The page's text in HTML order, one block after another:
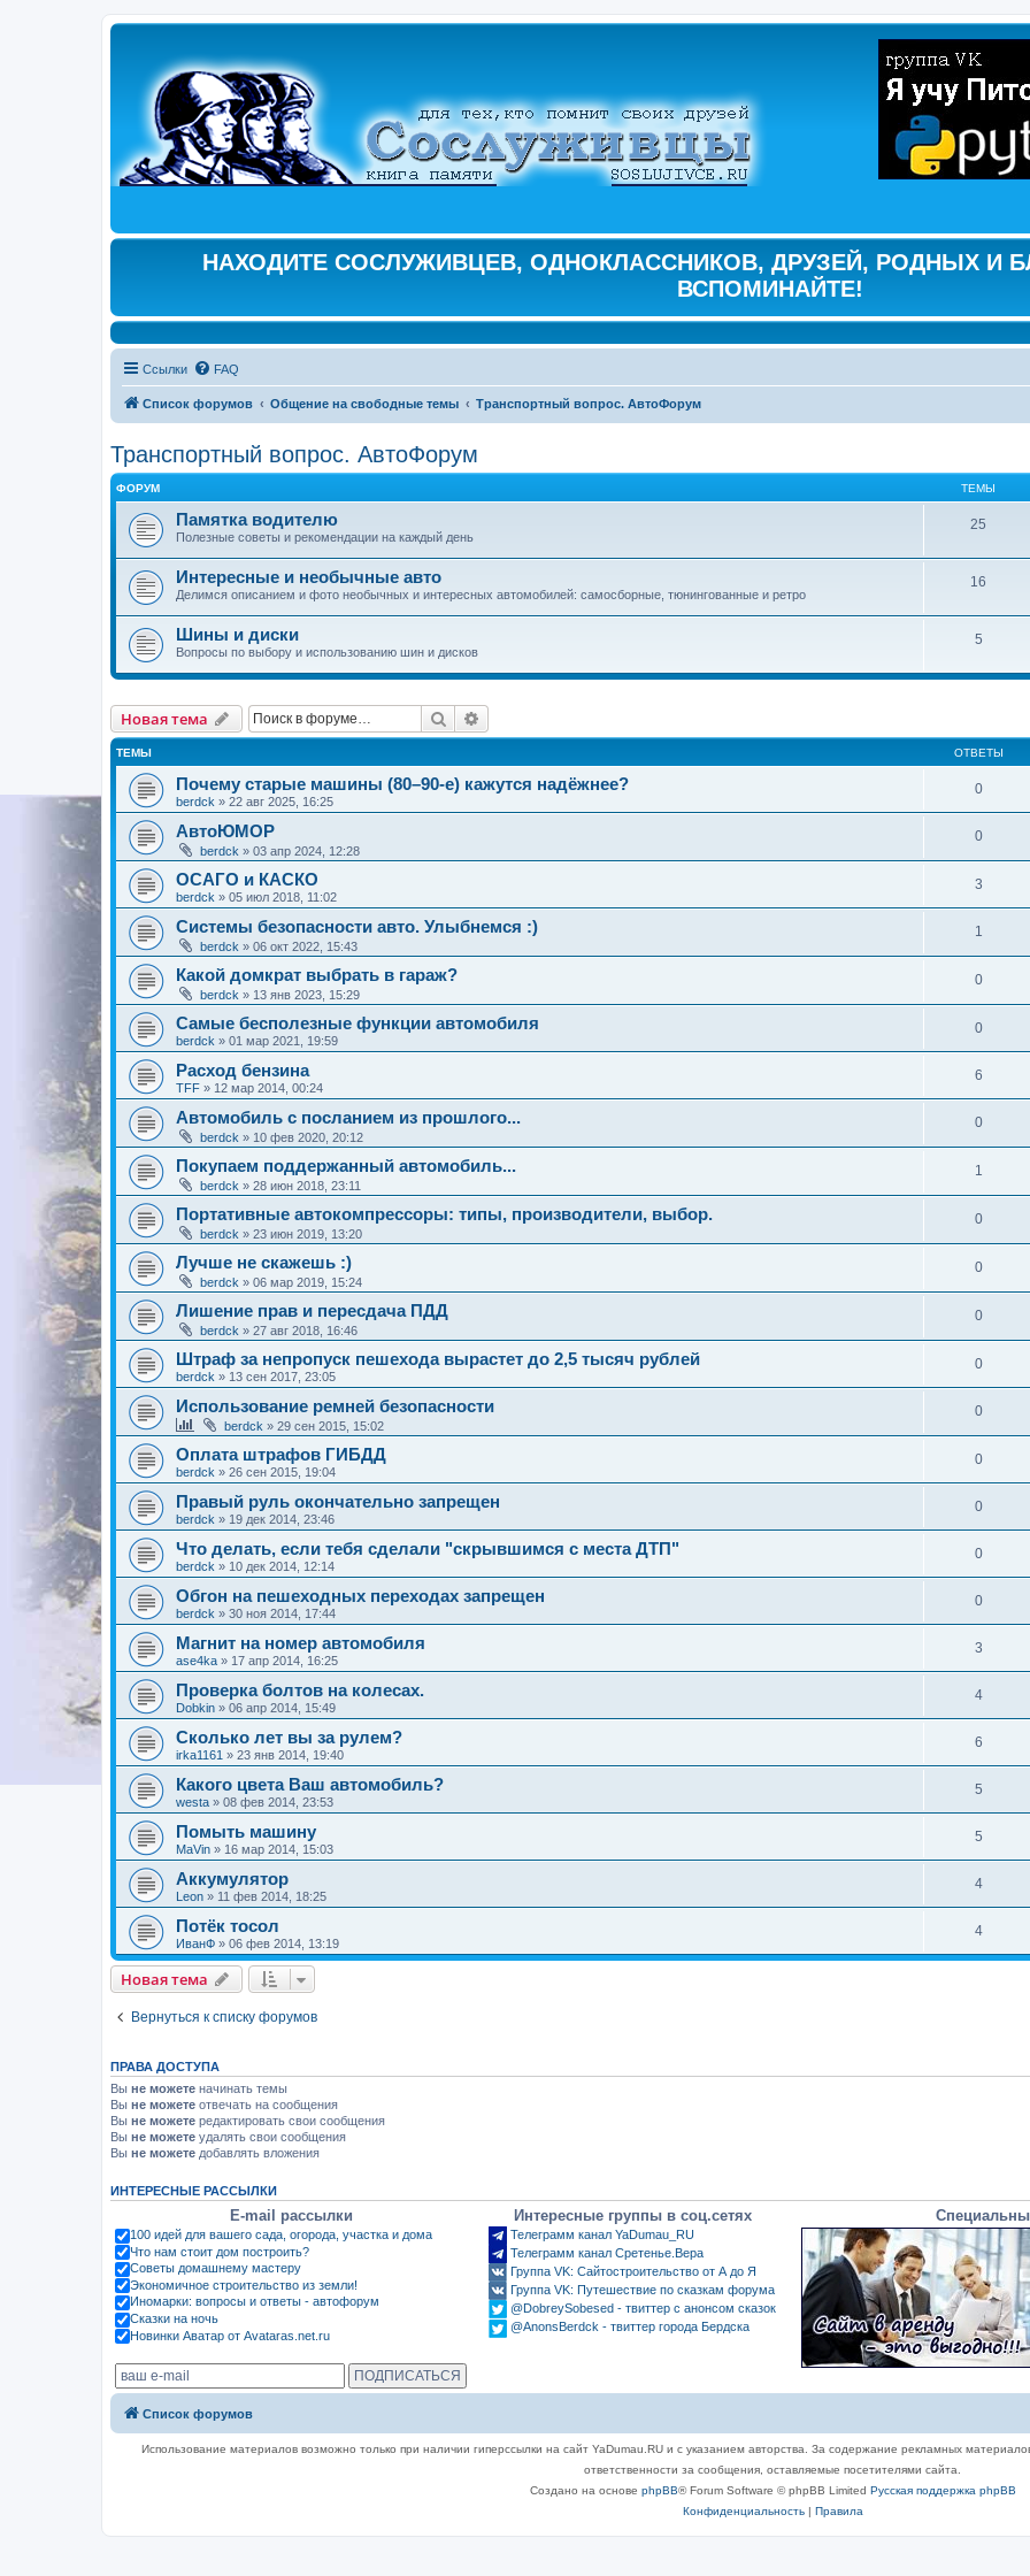
НАХОДИТЕ СОСЛУЖИВЦЕВ, ОДНОКЛАССНИКОВ, ДРУЗЕЙ, РОДНЫХ И
ВСПОМИНАЙТЕ!
Ссылки FAQ
Список форумов Общение на свободные темы Транспортный вопрос. АвтоФорум
Транспортный вопрос. АвтоФорум
ФОРУМ ТЕМЫ
Памятка водителю
Полезные советы и рекомендации на каждый день
25
Интересные и необычные авто
Делимся описанием и фото необычных и интересных автомобилей: самосборные, тюнингованные и ретро
16
Шины и диски
Вопросы по выбору и использованию шин и дисков
5
Новая тема Поиск
ТЕМЫ ОТВЕТЫ
Почему старые машины (80–90-е) кажутся надёжнее?
berdck » 22 авг 2025, 16:25
0
АвтоЮМОР
berdck » 03 апр 2024, 12:28
0
ОСАГО и КАСКО
berdck » 05 июл 2018, 11:02
3
Системы безопасности авто. Улыбнемся :)
berdck » 06 окт 2022, 15:43
1
Какой домкрат выбрать в гараж?
berdck » 13 янв 2023, 15:29
0
Самые бесполезные функции автомобиля
berdck » 01 мар 2021, 19:59
0
Расход бензина
TFF » 12 мар 2014, 00:24
6
Автомобиль с посланием из прошлого...
berdck » 10 фев 2020, 20:12
0
Покупаем поддержанный автомобиль...
berdck » 28 июн 2018, 23:11
1
Портативные автокомпрессоры: типы, производители, выбор.
berdck » 23 июн 2019, 13:20
0
Лучше не скажешь :)
berdck » 06 мар 2019, 15:24
0
Лишение прав и пересдача ПДД
berdck » 27 авг 2018, 16:46
0
Штраф за непропуск пешехода вырастет до 2,5 тысяч рублей
berdck » 13 сен 2017, 23:05
0
Использование ремней безопасности
berdck » 29 сен 2015, 15:02
0
Оплата штрафов ГИБДД
berdck » 26 сен 2015, 19:04
0
Правый руль окончательно запрещен
berdck » 19 дек 2014, 23:46
0
Что делать, если тебя сделали "скрывшимся с места ДТП"
berdck » 10 дек 2014, 12:14
0
Обгон на пешеходных переходах запрещен
berdck » 30 ноя 2014, 17:44
0
Магнит на номер автомобиля
ase4ka » 17 апр 2014, 16:25
3
Проверка болтов на колесах.
Dobkin » 06 апр 2014, 15:49
4
Сколько лет вы за рулем?
irka1161 » 23 янв 2014, 19:40
6
Какого цвета Ваш автомобиль?
westa » 08 фев 2014, 23:53
5
Помыть машину
MaVin » 16 мар 2014, 15:03
5
Аккумулятор
Leon » 11 фев 2014, 18:25
4
Потёк тосол
ИванФ » 06 фев 2014, 13:19
4
Новая тема
Вернуться к списку форумов
ПРАВА ДОСТУПА
Вы не можете начинать темы
Вы не можете отвечать на сообщения
Вы не можете редактировать свои сообщения
Вы не можете удалять свои сообщения
Вы не можете добавлять вложения
ИНТЕРЕСНЫЕ РАССЫЛКИ
E-mail рассылки
100 идей для вашего сада, огорода, участка и дома
Что нам стоит дом построить?
Советы домашнему мастеру
Экономичное строительство из земли!
Иномарки: вопросы и ответы - автофорум
Сказки на ночь
Новинки Аватар от Avataras.net.ru
Интересные группы в соц.сетях
Телеграмм канал YaDumau_RU
Телеграмм канал Сретенье.Вера
Группа VK: Сайтостроительство от А до Я
Группа VK: Путешествие по сказкам форума
@DobreySobesed - твиттер с анонсом сказок
@AnonsBerdck - твиттер города Бердска
Список форумов
Использование материалов возможно только при наличии гиперссылки на сайт YaDumau.RU и с указанием авторства. За содержание рекламных
ответственности за сообщения, оставляемые посетителями сайта.
Создано на основе phpBB® Forum Software © phpBB Limited Русская поддержка phpBB
Конфиденциальность| Правила